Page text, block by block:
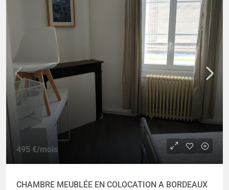
495 €/mois
CHAMBRE MEUBLÉE EN COLOCATION A BORDEAUX